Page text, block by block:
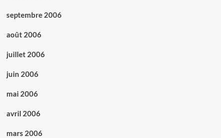
septembre 2006
août 2006
juillet 2006
juin 2006
mai 2006
avril 2006
mars 2006